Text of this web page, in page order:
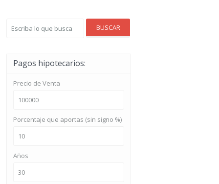
BUSCAR
Pagos hipotecarios:
Precio de Venta
Porcentaje que aportas (sin signo %)
Años